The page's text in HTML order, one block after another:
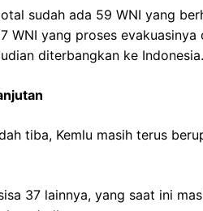
sudah ada 59 WNI yang
WNI yang proses
diterbangkan ke Indonesia.
tiba, Kemlu masih terus
37 lainnya, yang saat ini